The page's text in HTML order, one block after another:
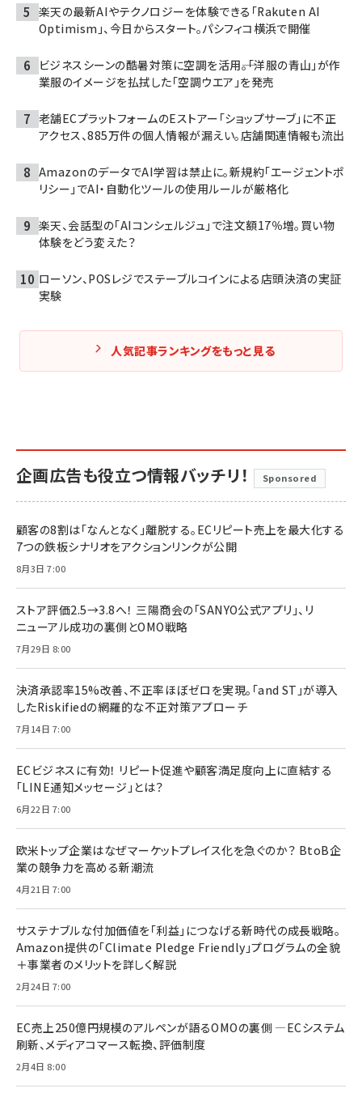
楽天の最新AIやテクノロジーを体験できる「Rakuten AI
Optimism」、今日からスタート。パシフィコ横浜で開催
ビジネスシーンの酷暑対策に空調を活用――。「洋服の青山」が作
業服のイメージを払拭した「空調ウエア」を発売
老舗ECプラットフォームのEストアー「ショップサーブ」に不正
アクセス、885万件の個人情報が漏えい。店舗関連情報も流出
AmazonのデータでAI学習は禁止に。新規約「エージェントポ
リシー」でAI・自動化ツールの使用ルールが厳格化
楽天、会話型の「AIコンシェルジュ」で注文額17％増。買い物
体験をどう変えた？
ローソン、POSレジでステーブルコインによる店頭決済の実証
実験
人気記事ランキングをもっと見る
企画広告も役立つ情報バッチリ！ Sponsored
顧客の8割は「なんとなく」離脱する。ECリピート売上を最大化する
7つの鉄板シナリオをアクションリンクが公開
8月3日 7:00
ストア評価2.5→3.8へ！ 三陽商会の「SANYO公式アプリ」、リ
ニューアル成功の裏側とOMO戦略
7月29日 8:00
決済承認率15%改善、不正率ほぼゼロを実現。「and ST」が導入
したRiskifiedの網羅的な不正対策アプローチ
7月14日 7:00
ECビジネスに有効！ リピート促進や顧客満足度向上に直結する
「LINE通知メッセージ」とは？
6月22日 7:00
欧米トップ企業はなぜマーケットプレイス化を急ぐのか？ BtoB企
業の競争力を高める新潮流
4月21日 7:00
サステナブルな付加価値を「利益」につなげる新時代の成長戦略。
Amazon提供の「Climate Pledge Friendly」プログラムの全貌
＋事業者のメリットを詳しく解説
2月24日 7:00
EC売上250億円規模のアルペンが語るOMOの裏側 ―ECシステム
刷新、メディアコマース転換、評価制度
2月4日 8:00